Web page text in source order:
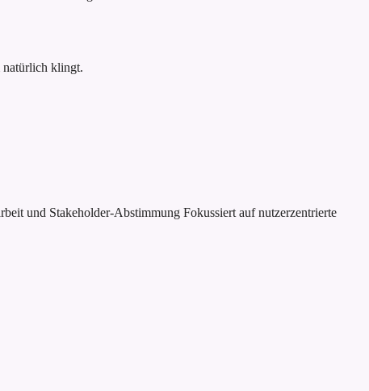
natürlich klingt.
und Stakeholder-Abstimmung Fokussiert auf nutzerzentrierte